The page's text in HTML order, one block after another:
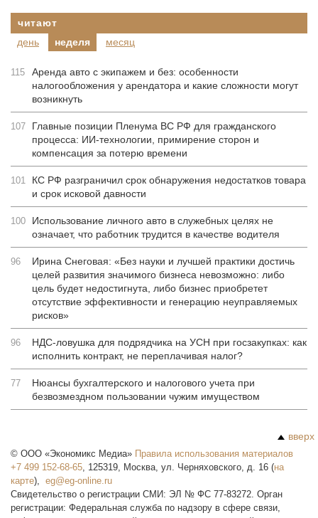
читают
день
неделя месяц
115
Аренда авто с экипажем и без: особенности
налогообложения у арендатора и какие сложности могут
возникнуть
107
Главные позиции Пленума ВС РФ для гражданского
процесса: ИИ-технологии, примирение сторон и
компенсация за потерю времени
101
КС РФ разграничил срок обнаружения недостатков товара
и срок исковой давности
100
Использование личного авто в служебных целях не
означает, что работник трудится в качестве водителя
96
Ирина Снеговая: «Без науки и лучшей практики достичь
целей развития значимого бизнеса невозможно: либо
цель будет недостигнута, либо бизнес приобретет
отсутствие эффективности и генерацию неуправляемых
рисков»
96
НДС-ловушка для подрядчика на УСН при госзакупках: как
исполнить контракт, не переплачивая налог?
77
Нюансы бухгалтерского и налогового учета при
безвозмездном пользовании чужим имуществом
вверх
© ООО «Экономикс Медиа» Правила использования материалов
+7 499 152-68-65, 125319, Москва, ул. Черняховского, д. 16 (на
карте),
Свидетельство о регистрации СМИ: ЭЛ № ФС 77-83272. Орган
регистрации: Федеральная служба по надзору в сфере связи,